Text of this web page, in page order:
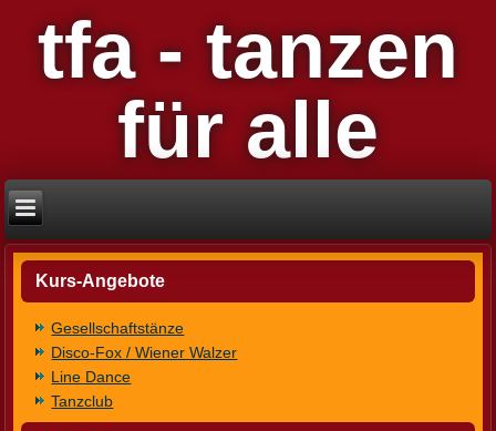
tfa - tanzen
für alle
Kurs-Angebote
Gesellschaftstänze
Disco-Fox / Wiener Walzer
Line Dance
Tanzclub